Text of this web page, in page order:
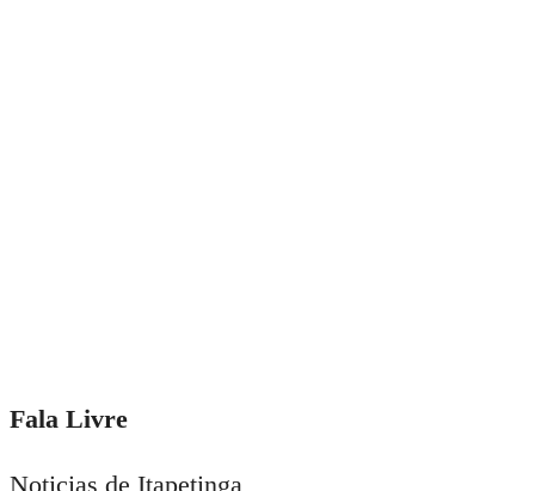
Fala Livre
Noticias de Itapetinga